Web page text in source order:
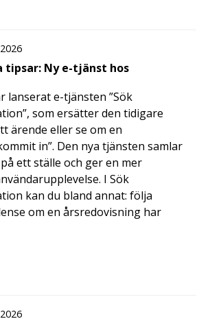
tipsar: Ny e-tjänst hos
lanserat e-tjänsten ”Sök
som ersätter den tidigare
ärende eller se om en
in”. Den nya tjänsten samlar
ett ställe och ger en mer
I Sök
kan du bland annat: följa
om en årsredovisning har